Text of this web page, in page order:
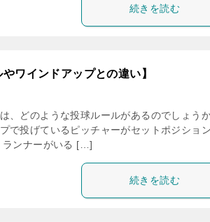
続きを読む
ワインドアップとの違い】
、どのような投球ルールがあるのでしょう
で投げているピッチャーがセットポジショ
ランナーがいる […]
続きを読む